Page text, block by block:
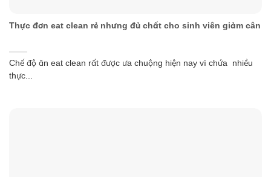
Thực đơn eat clean rẻ nhưng đủ chất cho sinh viên giảm cân
Chế độ ăn eat clean rất được ưa chuộng hiện nay vì chứa nhiều
thực...